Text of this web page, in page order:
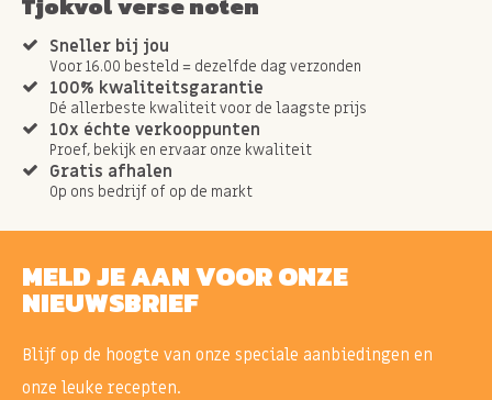
Sneller bij jou
Voor 16.00 besteld = dezelfde dag verzonden
100% kwaliteitsgarantie
Dé allerbeste kwaliteit voor de laagste prijs
10x échte verkooppunten
Proef, bekijk en ervaar onze kwaliteit
Gratis afhalen
Op ons bedrijf of op de markt
MELD JE AAN VOOR ONZE
NIEUWSBRIEF
Blijf op de hoogte van onze speciale aanbiedingen en
onze leuke recepten.